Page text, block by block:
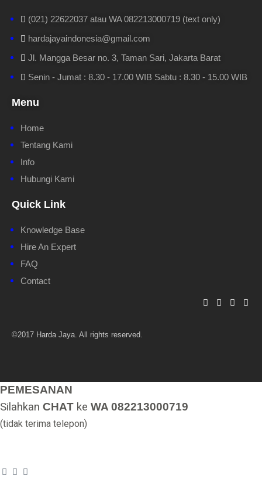
(021) 22622037 atau WA 082213000719 (text only)
hardajayaindonesia@gmail.com
Jl. Mangga Besar no. 3, Taman Sari, Jakarta Barat
Senin - Jumat : 8.30 - 17.00 WIB Sabtu : 8.30 - 15.00 WIB
Menu
Home
Tentang Kami
Info
Hubungi Kami
Quick Link
Knowledge Base
Hire An Expert
FAQ
Contact
©2017 Harda Jaya. All rights reserved.
PEMESANAN
Silahkan CHAT ke WA 082213000719
(tidak terima telepon)